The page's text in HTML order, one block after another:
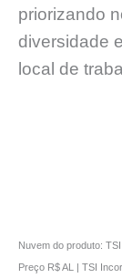
priorizando
diversidade
local de
Nuvem do produto:
Preço R$ AL | TSI